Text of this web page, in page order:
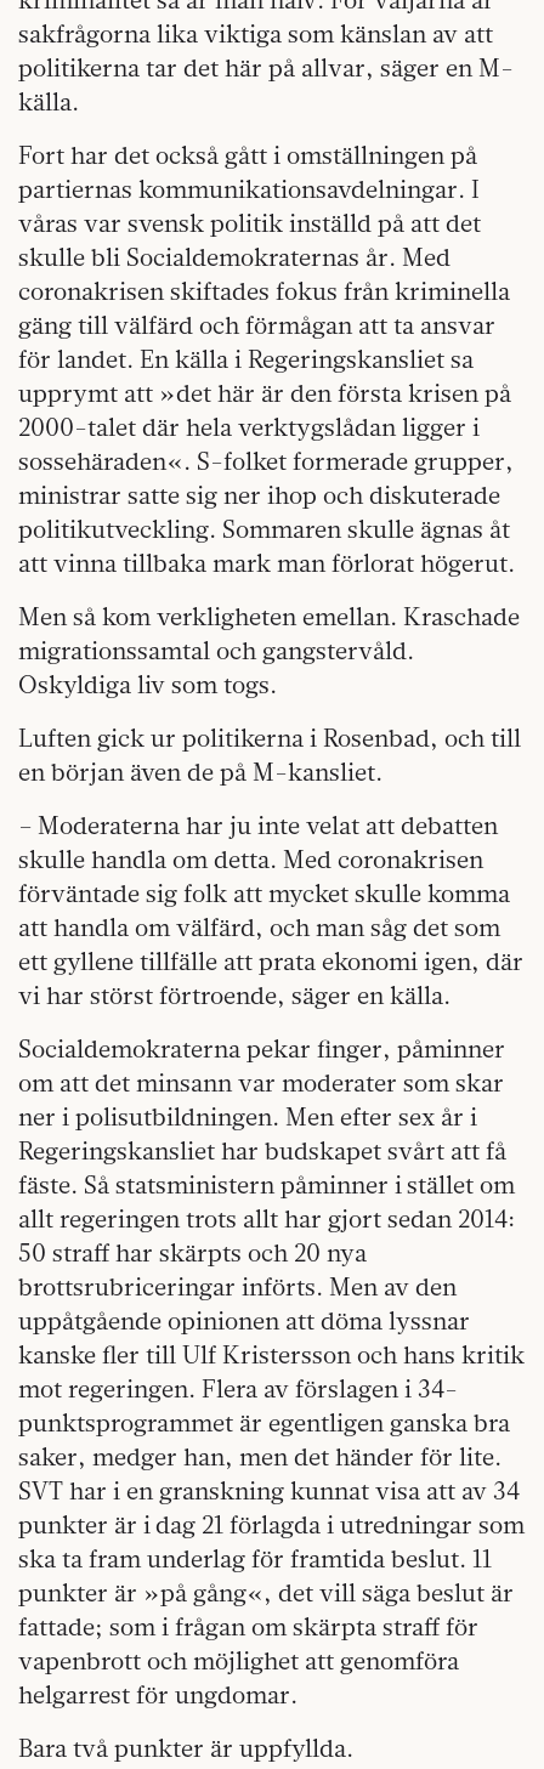
sakfrågorna lika viktiga som känslan av att
politikerna tar det här på allvar, säger en M-
källa.
Fort har det också gått i omställningen på
partiernas kommunikationsavdelningar. I
våras var svensk politik inställd på att det
skulle bli Socialdemokraternas år. Med
coronakrisen skiftades fokus från kriminella
gäng till välfärd och förmågan att ta ansvar
för landet. En källa i Regeringskansliet sa
upprymt att »det här är den första krisen på
2000-talet där hela verktygslådan ligger i
sossehäraden«. S-folket formerade grupper,
ministrar satte sig ner ihop och diskuterade
politikutveckling. Sommaren skulle ägnas åt
att vinna tillbaka mark man förlorat högerut.
Men så kom verkligheten emellan. Krasch­ade
migrationssamtal och gangstervåld.
Oskyldiga liv som togs.
Luften gick ur politikerna i Rosenbad, och till
en början även de på M-kansliet.
– Moderaterna har ju inte velat att debatten
skulle handla om detta. Med coronakrisen
förväntade sig folk att mycket skulle komma
att handla om välfärd, och man såg det som
ett gyllene tillfälle att prata ekonomi igen, där
vi har störst förtroende, säger en källa.
Socialdemokraterna pekar finger, påminner
om att det minsann var moderater som skar
ner i polisutbildningen. Men efter sex år i
Regeringskansliet har budskapet svårt att få
fäste. Så statsministern påminner i stället om
allt regeringen trots allt har gjort sedan 2014:
50 straff har skärpts och 20 nya
brottsrubriceringar införts. Men av den
uppåtgående opinionen att döma lyssnar
kanske fler till Ulf Kristersson och hans kritik
mot regeringen. Flera av förslagen i 34-
punktsprogrammet är egentligen ganska bra
saker, medger han, men det händer för lite.
SVT har i en granskning kunnat visa att av 34
punkter är i dag 21 förlagda i utredningar som
ska ta fram underlag för framtida beslut. 11
punkter är »på gång«, det vill säga beslut är
fattade; som i frågan om skärpta straff för
vapenbrott och möjlighet att genomföra
helgarrest för ungdomar.
Bara två punkter är uppfyllda.